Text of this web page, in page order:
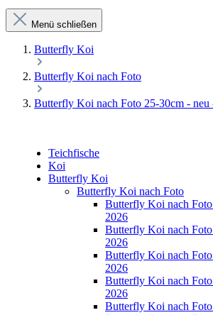
Menü schließen
Butterfly Koi
Butterfly Koi nach Foto
Butterfly Koi nach Foto 25-30cm - neu
Teichfische
Koi
Butterfly Koi
Butterfly Koi nach Foto
Butterfly Koi nach
2026
Butterfly Koi nach
2026
Butterfly Koi nach
2026
Butterfly Koi nach
2026
Butterfly Koi nach